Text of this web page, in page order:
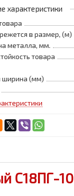
характеристики
в размер, (м)
металла, мм.
товара
ширина (мм)
С18ПГ-